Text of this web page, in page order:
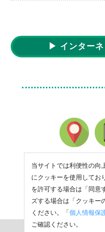
▶ インター
当サイトでは利便性の向
にクッキーを使用してお
を許可する場合は「同意
ズする場合は「クッキー
ください。「個人情報保
ご確認ください。